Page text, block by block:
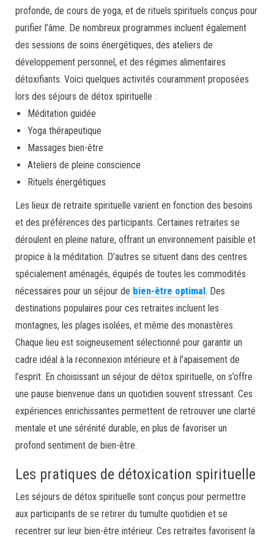
profonde, de cours de yoga, et de rituels spirituels conçus pour
purifier l’âme. De nombreux programmes incluent également
des sessions de soins énergétiques, des ateliers de
développement personnel, et des régimes alimentaires
détoxifiants. Voici quelques activités couramment proposées
lors des séjours de détox spirituelle :
Méditation guidée
Yoga thérapeutique
Massages bien-être
Ateliers de pleine conscience
Rituels énergétiques
Les lieux de retraite spirituelle varient en fonction des besoins
et des préférences des participants. Certaines retraites se
déroulent en pleine nature, offrant un environnement paisible et
propice à la méditation. D’autres se situent dans des centres
spécialement aménagés, équipés de toutes les commodités
nécessaires pour un séjour de bien-être optimal. Des
destinations populaires pour ces retraites incluent les
montagnes, les plages isolées, et même des monastères.
Chaque lieu est soigneusement sélectionné pour garantir un
cadre idéal à la reconnexion intérieure et à l’apaisement de
l’esprit. En choisissant un séjour de détox spirituelle, on s’offre
une pause bienvenue dans un quotidien souvent stressant. Ces
expériences enrichissantes permettent de retrouver une clarté
mentale et une sérénité durable, en plus de favoriser un
profond sentiment de bien-être.
Les pratiques de détoxication spirituelle
Les séjours de détox spirituelle sont conçus pour permettre
aux participants de se retirer du tumulte quotidien et se
recentrer sur leur bien-être intérieur. Ces retraites favorisent la